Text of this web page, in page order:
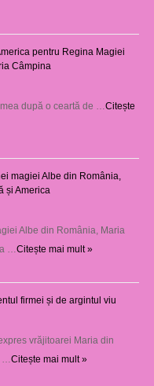
pentru Regina Magiei
Câmpina
după o ceartă de … Citește
magiei Albe din România,
și America
Albe din România, Maria
… Citește mai mult »
firmei și de argintul viu
vrăjitoarei Maria din
Citește mai mult »